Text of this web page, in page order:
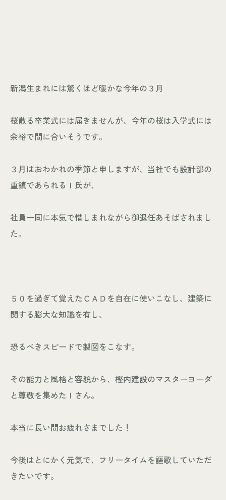
新潟生まれには驚くほど暖かな今年の３月
桜散る卒業式には届きませんが、今年の桜は入学式には
余裕で間に合いそうです。
３月はおわかれの季節と申しますが、当社でも設計部の
重鎮であられるＩ氏が、
社員一同に本気で惜しまれながら御退任あそばされまし
た。
５０を過ぎて覚えたＣＡＤを自在に使いこなし、建築に
関する膨大な知識を有し、
恐るべきスピードで製図をこなす。
その能力と風格と容貌から、樫内建設のマスターヨーダ
と尊敬を集めたＩさん。
本当に長い間お疲れさまでした！
今後はとにかく元気で、フリータイムを謳歌していただ
きたいです。